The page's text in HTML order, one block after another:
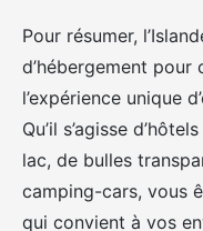
Pour résumer,
d’hébergement
l’expérience unique
Qu’il s’agisse
lac, de bulles
camping-cars, vous
qui convient à vos